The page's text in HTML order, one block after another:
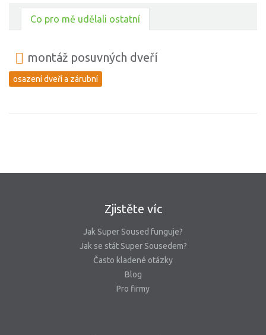
Co pro mě udělali ostatní
montáž posuvných dveří
osazení dveří a zárubní
Zjistěte víc
Jak Super Soused funguje?
Jak se stát Super Sousedem?
Často kladené otázky
Blog
Pro firmy